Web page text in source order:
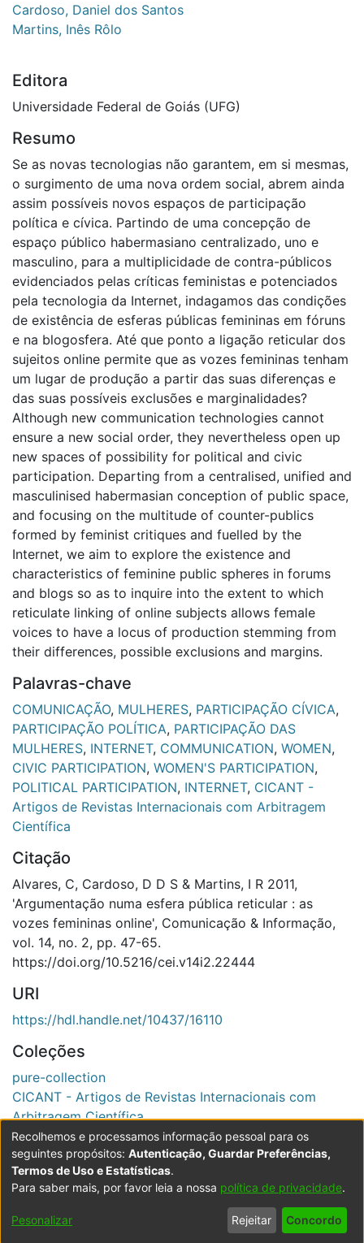
Cardoso, Daniel dos Santos
Martins, Inês Rôlo
Editora
Universidade Federal de Goiás (UFG)
Resumo
Se as novas tecnologias não garantem, em si mesmas,
o surgimento de uma nova ordem social, abrem ainda
assim possíveis novos espaços de participação
política e cívica. Partindo de uma concepção de
espaço público habermasiano centralizado, uno e
masculino, para a multiplicidade de contra-públicos
evidenciados pelas críticas feministas e potenciados
pela tecnologia da Internet, indagamos das condições
de existência de esferas públicas femininas em fóruns
e na blogosfera. Até que ponto a ligação reticular dos
sujeitos online permite que as vozes femininas tenham
um lugar de produção a partir das suas diferenças e
das suas possíveis exclusões e marginalidades?
Although new communication technologies cannot
ensure a new social order, they nevertheless open up
new spaces of possibility for political and civic
participation. Departing from a centralised, unified and
masculinised habermasian conception of public space,
and focusing on the multitude of counter-publics
formed by feminist critiques and fuelled by the
Internet, we aim to explore the existence and
characteristics of feminine public spheres in forums
and blogs so as to inquire into the extent to which
reticulate linking of online subjects allows female
voices to have a locus of production stemming from
their differences, possible exclusions and margins.
Palavras-chave
COMUNICAÇÃO, MULHERES, PARTICIPAÇÃO CÍVICA,
PARTICIPAÇÃO POLÍTICA, PARTICIPAÇÃO DAS
MULHERES, INTERNET, COMMUNICATION, WOMEN,
CIVIC PARTICIPATION, WOMEN'S PARTICIPATION,
POLITICAL PARTICIPATION, INTERNET, CICANT -
Artigos de Revistas Internacionais com Arbitragem
Científica
Citação
Alvares, C, Cardoso, D D S & Martins, I R 2011,
'Argumentação numa esfera pública reticular : as
vozes femininas online', Comunicação & Informação,
vol. 14, no. 2, pp. 47-65.
https://doi.org/10.5216/cei.v14i2.22444
URI
https://hdl.handle.net/10437/16110
Coleções
pure-collection
CICANT - Artigos de Revistas Internacionais com
Arbitragem Científica
Ver registo completo
Powered by DSpace Copyright © 2003-2026LYRASIS
Configurações
Política de
Privacidade
Termos
de Uso
Contacte-
nos
Recolhemos e processamos informação pessoal para os
seguintes propósitos: Autenticação, Guardar Preferências,
Termos de Uso e Estatísticas.
Para saber mais, por favor leia a nossa política de privacidade.
Pesonalizar Rejeitar Concordo